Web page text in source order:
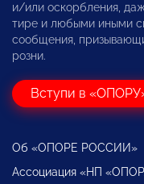
и/или оскорбления,
тире и любыми иными
сообщения,
розни.
Вступи в
Об «ОПОРЕ РОССИИ»
Ассоциация «НП